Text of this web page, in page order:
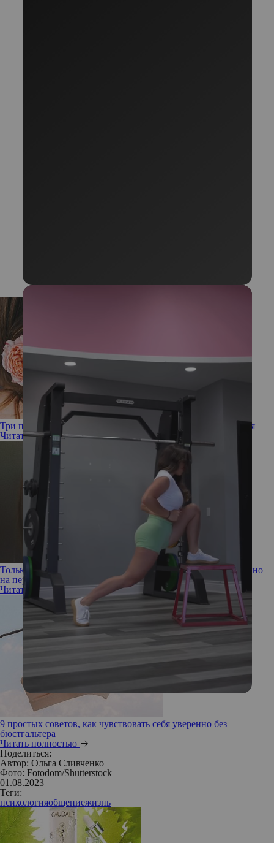
Три причины неуверенности в себе и как с ними справиться
Читать полностью
Только спокойствие! 5 советов, как чувствовать себя уверенно
на первом свидании
Читать полностью
9 простых советов, как чувствовать себя уверенно без
бюстгальтера
Читать полностью
Поделиться:
Автор: Ольга Сливченко
Фото: Fotodom/Shutterstock
01.08.2023
Теги:
психологияобщениежизнь